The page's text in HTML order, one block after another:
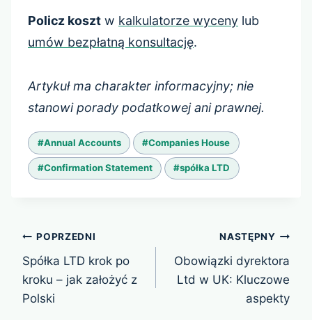
Policz koszt w kalkulatorze wyceny lub
umów bezpłatną konsultację.
Artykuł ma charakter informacyjny; nie
stanowi porady podatkowej ani prawnej.
Tagi
wpisu:
#Annual Accounts #Companies House
#Confirmation Statement #spółka LTD
Nawigacja
wpisu
POPRZEDNI
Spółka LTD krok po
kroku – jak założyć z
Polski
NASTĘPNY
Obowiązki dyrektora
Ltd w UK: Kluczowe
aspekty